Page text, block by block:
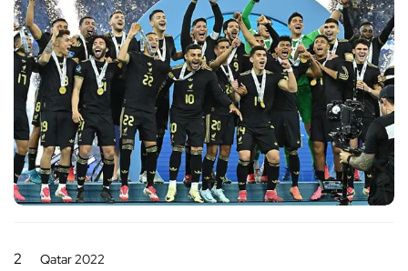
2 Qatar 2022